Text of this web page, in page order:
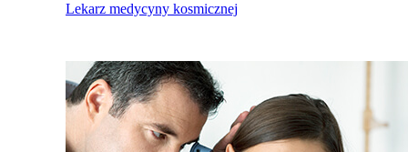
Lekarz medycyny kosmicznej